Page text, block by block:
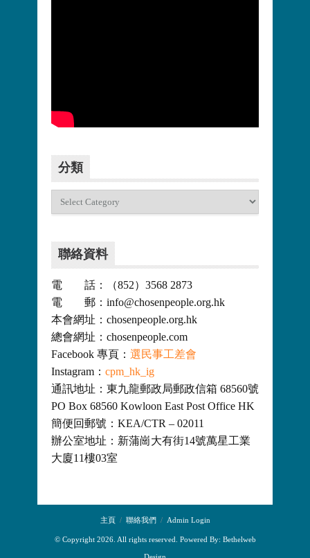
分類
聯絡資料
電 話：（852）3568 2873
電 郵：info@chosenpeople.org.hk
本會網址：chosenpeople.org.hk
總會網址：chosenpeople.com
Facebook 專頁： 選民事工差會
Instagram： cpm_hk_ig
通訊地址：東九龍郵政局郵政信箱 68560號
PO Box 68560 Kowloon East Post Office HK
簡便回郵號：KEA/CTR – 02011
辦公室地址：新蒲崗大有街14號萬星工業
大廈11樓03室
主頁 聯絡我們 Admin Login
© Copyright 2026. All rights reserved. Powered By: Bethelweb
Design